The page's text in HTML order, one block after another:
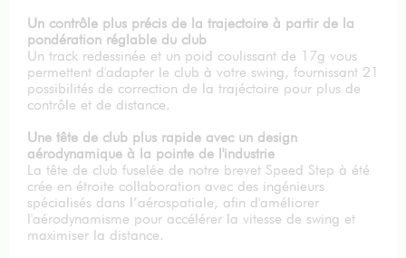
Un contrôle plus précis de la trajectoire à partir de la
pondération réglable du club
Un track redessinée et un poid coulissant de 17g vous
permettent d'adapter le club à votre swing, fournissant 21
possibilités de correction de la trajéctoire pour plus de
contrôle et de distance.
Une tête de club plus rapide avec un design
aérodynamique à la pointe de l'industrie
La tête de club fuselée de notre brevet Speed Step à été
crée en étroite collaboration avec des ingénieurs
spécialisés dans l’aérospatiale, afin d'améliorer
l'aérodynamisme pour accélérer la vitesse de swing et
maximiser la distance.